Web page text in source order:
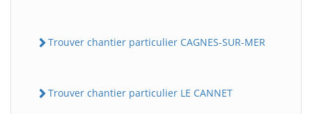
Trouver chantier particulier CAGNES-SUR-MER
Trouver chantier particulier LE CANNET